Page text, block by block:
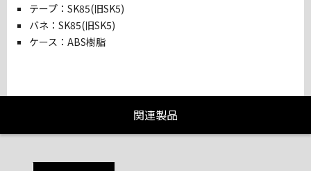
テープ：SK85(旧SK5)
バネ：SK85(旧SK5)
ケース：ABS樹脂
関連製品